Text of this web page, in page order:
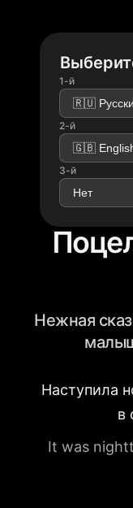
1-й
2-й
3-й
Нежная
Наступила
в
It was